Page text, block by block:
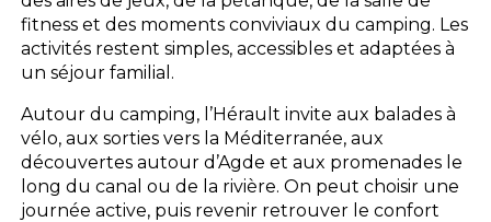
fitness et des moments conviviaux du camping. Les
activités restent simples, accessibles et adaptées à
un séjour familial.
Autour du camping, l’Hérault invite aux balades à
vélo, aux sorties vers la Méditerranée, aux
découvertes autour d’Agde et aux promenades le
long du canal ou de la rivière. On peut choisir une
journée active, puis revenir retrouver le confort